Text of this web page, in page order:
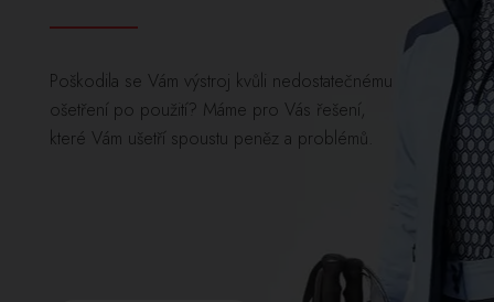
Poškodila se Vám výstroj kvůli nedostatečnému
ošetření po použití? Máme pro Vás řešení,
které Vám ušetří spoustu peněz a problémů.